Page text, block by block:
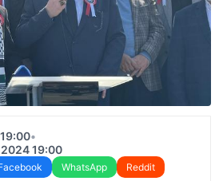
•
19:00
WhatsApp
Reddit